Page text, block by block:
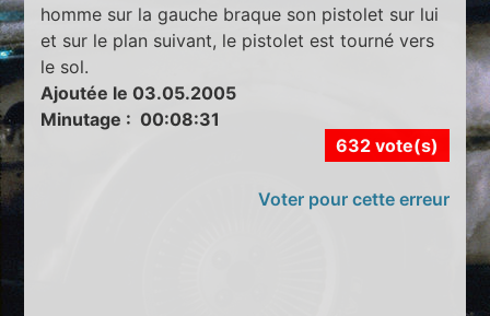
homme sur la gauche braque son pistolet sur lui
et sur le plan suivant, le pistolet est tourné vers
le sol.
Ajoutée le 03.05.2005
Minutage : 00:08:31
632 vote(s)
Voter pour cette erreur